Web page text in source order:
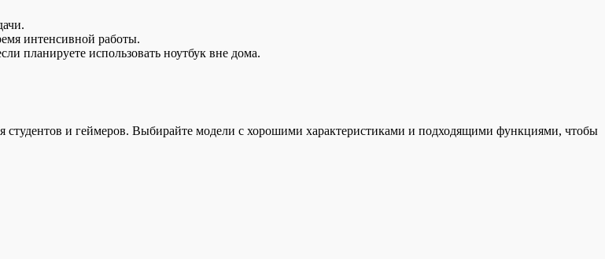
интенсивной работы.
планируете использовать ноутбук вне дома.
и геймеров. Выбирайте модели с хорошими характеристиками и подходящими функциями, чтобы